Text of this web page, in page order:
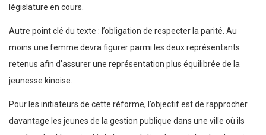
législature en cours.
Autre point clé du texte : l’obligation de respecter la parité. Au
moins une femme devra figurer parmi les deux représentants
retenus afin d’assurer une représentation plus équilibrée de la
jeunesse kinoise.
Pour les initiateurs de cette réforme, l’objectif est de rapprocher
davantage les jeunes de la gestion publique dans une ville où ils